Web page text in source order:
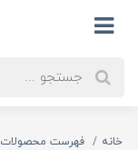
خانه فهرست محصولات